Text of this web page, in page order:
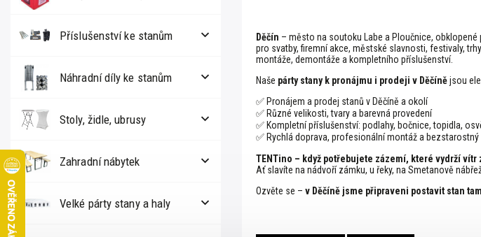
Příslušenství ke stanům
Náhradní díly ke stanům
Stoly, židle, ubrusy
Zahradní nábytek
Velké párty stany a haly
Děčín – město na soutoku Labe a Ploučnice,
pro svatby, firemní akce, městské slavnosti, festivaly,
montáže, demontáže a kompletního příslušenství.
Naše párty stany k pronájmu i prodeji v Děčínějsou
✅ Pronájem a prodej stanů v Děčíně a okolí
✅ Různé velikosti, tvary a barevná provedení
✅ Kompletní příslušenství: podlahy, bočnice, topidla,
✅ Rychlá doprava, profesionální montáž a bezstarostný
TENTino – když potřebujete zázemí, které vydrží
Ať slavíte na nádvoří zámku, u řeky, na Smetanově
Ozvěte se – v Děčíně jsme připraveni postavit stan